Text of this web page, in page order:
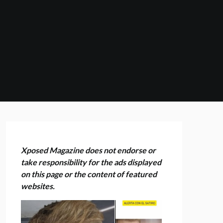
Xposed Magazine does not endorse or
take responsibility for the ads displayed
on this page or the content of featured
websites.